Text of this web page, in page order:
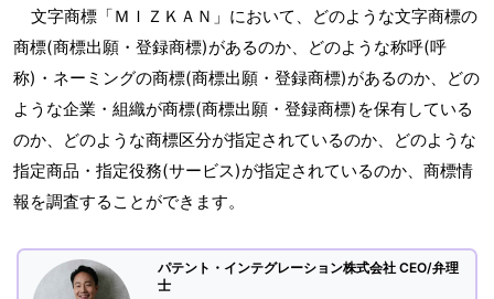
文字商標「ＭＩＺＫＡＮ」において、どのような文字商標の
商標(商標出願・登録商標)があるのか、どのような称呼(呼
称)・ネーミングの商標(商標出願・登録商標)があるのか、どの
ような企業・組織が商標(商標出願・登録商標)を保有している
のか、どのような商標区分が指定されているのか、どのような
指定商品・指定役務(サービス)が指定されているのか、商標情
報を調査することができます。
パテント・インテグレーション株式会社 CEO/弁理
士